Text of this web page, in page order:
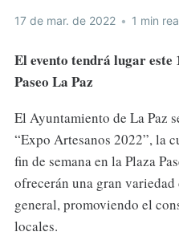
17 de mar. de 2022 • 1 min
El evento tendrá lugar este
Paseo La Paz
El Ayuntamiento de La Paz
“Expo Artesanos 2022”, la
fin de semana en la Plaza
ofrecerán una gran
general, promoviendo el
locales.